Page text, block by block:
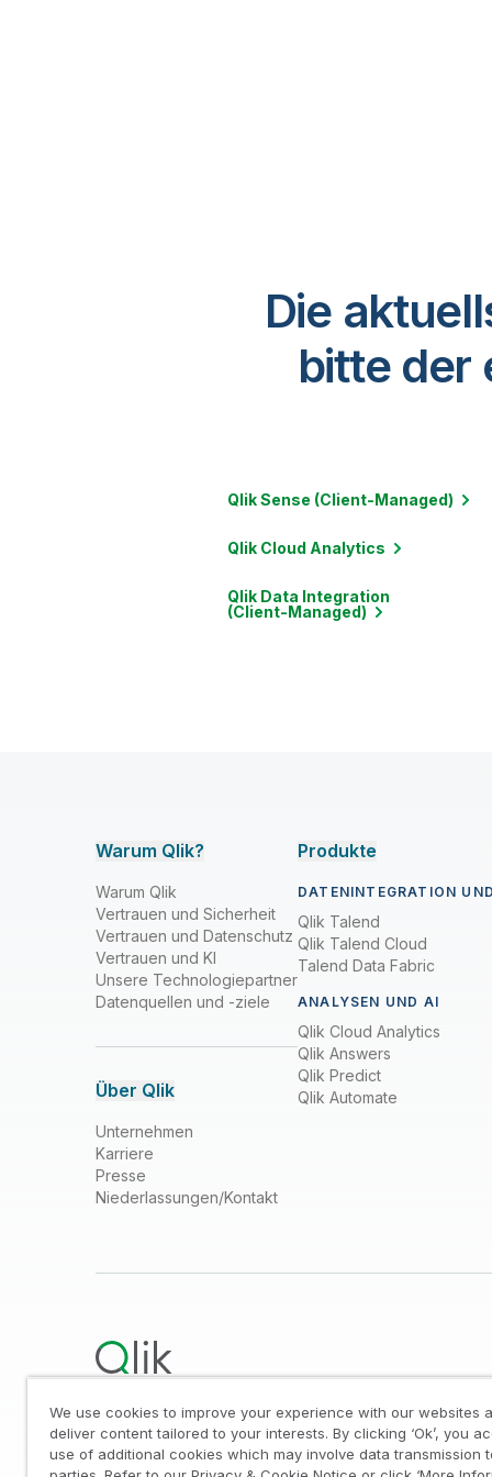
Projektmanagement undDie
bitte der
Qlik Sense (Client-Managed)
Qlik Cloud Analytics
Qlik Data Integration
(Client-Managed)
Warum Qlik?
Warum Qlik
Vertrauen und Sicherheit
Vertrauen und Datenschutz
Vertrauen und KI
Unsere Technologiepartner
Datenquellen und -ziele
Über Qlik
Unternehmen
Karriere
Presse
Niederlassungen/Kontakt
Produkte
DATENINTEGRATION
Qlik Talend
Qlik Talend Cloud
Talend Data Fabric
ANALYSEN UND AI
Qlik Cloud Analytics
Qlik Answers
Qlik Predict
Qlik Automate
Rechtliche Hinweise / Impressum / Datenschutz-
Meine Daten nicht weitergeben
We use cookies to improve your experience with our websites
deliver content tailored to your interests. By clicking ‘Ok’, you
use of additional cookies which may involve data transmission